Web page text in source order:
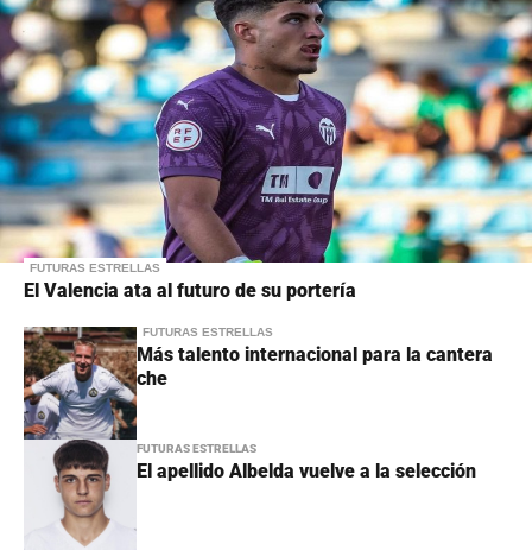
FUTURAS ESTRELLAS
El Valencia ata al futuro de su portería
FUTURAS ESTRELLAS
Más talento internacional para la cantera
che
FUTURAS ESTRELLAS
El apellido Albelda vuelve a la selección